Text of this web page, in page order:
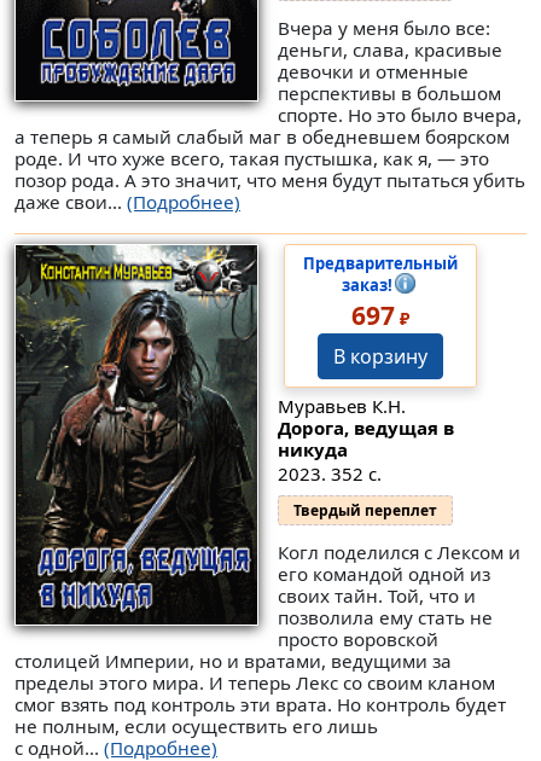
Вчера у меня было все:
деньги, слава, красивые
девочки и отменные
перспективы в большом
спорте. Но это было вчера,
а теперь я самый слабый маг в обедневшем боярском
роде. И что хуже всего, такая пустышка, как я, — это
позор рода. А это значит, что меня будут пытаться убить
даже свои... (Подробнее)
Предварительный
заказ!
697₽
В корзину
Муравьев К.Н.
Дорога, ведущая в
никуда
2023. 352 с.
Твердый переплет
Когл поделился с Лексом и
его командой одной из
своих тайн. Той, что и
позволила ему стать не
просто воровской
столицей Империи, но и вратами, ведущими за
пределы этого мира. И теперь Лекс со своим кланом
смог взять под контроль эти врата. Но контроль будет
не полным, если осуществить его лишь
с одной... (Подробнее)